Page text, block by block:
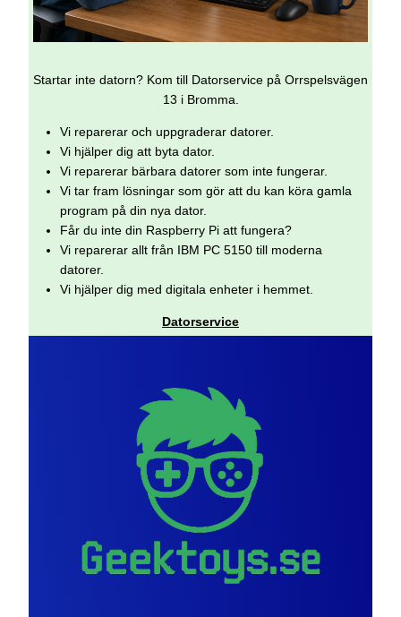
Startar inte datorn? Kom till Datorservice på Orrspelsvägen
13 i Bromma.
Vi reparerar och uppgraderar datorer.
Vi hjälper dig att byta dator.
Vi reparerar bärbara datorer som inte fungerar.
Vi tar fram lösningar som gör att du kan köra gamla
program på din nya dator.
Får du inte din Raspberry Pi att fungera?
Vi reparerar allt från IBM PC 5150 till moderna
datorer.
Vi hjälper dig med digitala enheter i hemmet.
Datorservice